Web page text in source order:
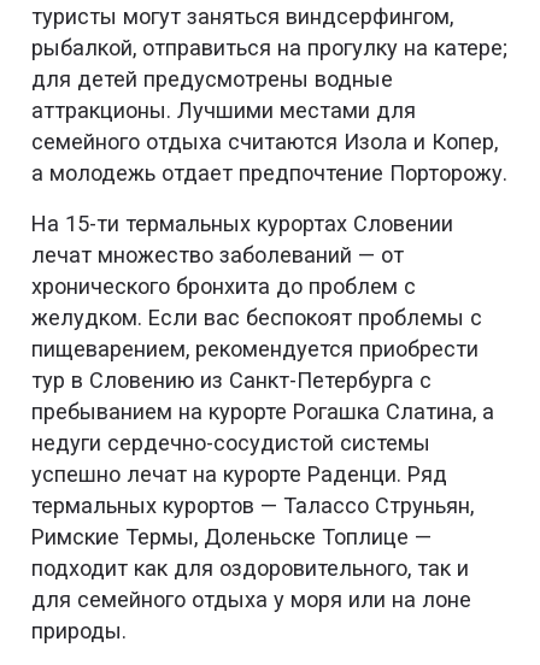
туристы могут заняться виндсерфингом,
рыбалкой, отправиться на прогулку на катере;
для детей предусмотрены водные
аттракционы. Лучшими местами для
семейного отдыха считаются Изола и Копер,
а молодежь отдает предпочтение Порторожу.
На 15-ти термальных курортах Словении
лечат множество заболеваний — от
хронического бронхита до проблем с
желудком. Если вас беспокоят проблемы с
пищеварением, рекомендуется приобрести
тур в Словению из Санкт-Петербурга с
пребыванием на курорте Рогашка Слатина, а
недуги сердечно-сосудистой системы
успешно лечат на курорте Раденци. Ряд
термальных курортов — Талассо Струньян,
Римские Термы, Доленьске Топлице —
подходит как для оздоровительного, так и
для семейного отдыха у моря или на лоне
природы.